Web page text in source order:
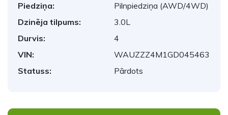
Piedziņa:
Pilnpiedziņa (AWD/4WD)
Dzinēja tilpums:
3.0L
Durvis:
4
VIN:
WAUZZZ4M1GD045463
Statuss:
Pārdots